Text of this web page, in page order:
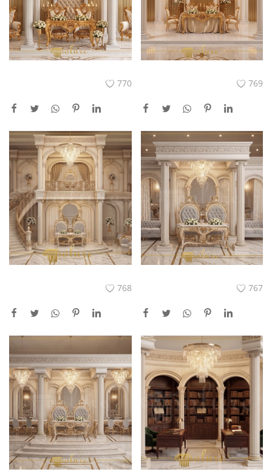
770 769
768 767